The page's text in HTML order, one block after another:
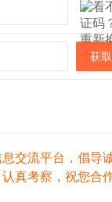
获
交流平台，倡导
真考察，祝您合